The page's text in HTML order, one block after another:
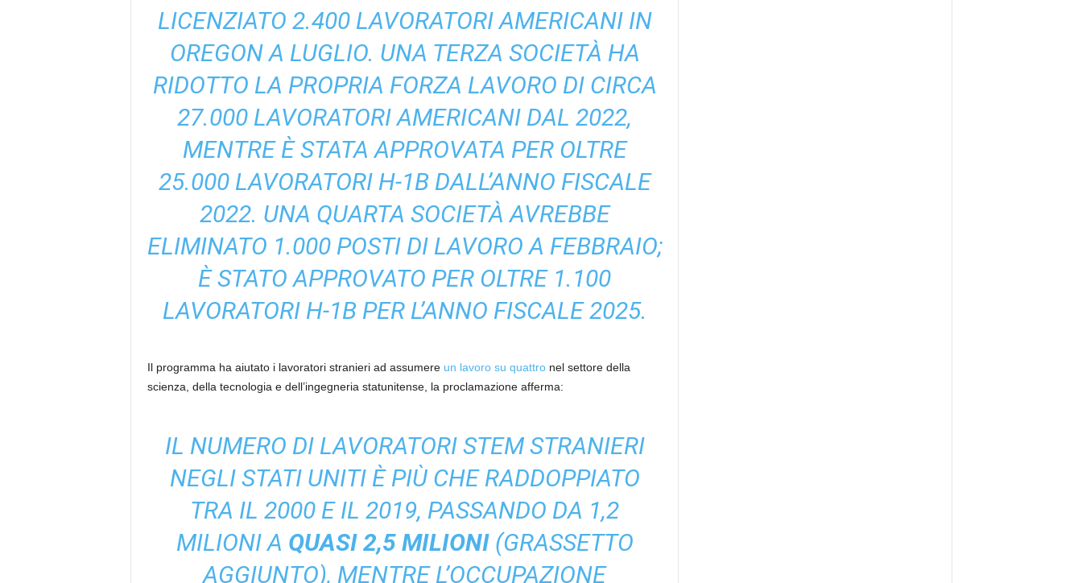
LICENZIATO 2.400 LAVORATORI AMERICANI IN
OREGON A LUGLIO. UNA TERZA SOCIETÀ HA
RIDOTTO LA PROPRIA FORZA LAVORO DI CIRCA
27.000 LAVORATORI AMERICANI DAL 2022,
MENTRE È STATA APPROVATA PER OLTRE
25.000 LAVORATORI H-1B DALL’ANNO FISCALE
2022. UNA QUARTA SOCIETÀ AVREBBE
ELIMINATO 1.000 POSTI DI LAVORO A FEBBRAIO;
È STATO APPROVATO PER OLTRE 1.100
LAVORATORI H-1B PER L’ANNO FISCALE 2025.
Il programma ha aiutato i lavoratori stranieri ad assumere un lavoro su quattronel settore della
scienza, della tecnologia e dell’ingegneria statunitense, la proclamazione afferma:
IL NUMERO DI LAVORATORI STEM STRANIERI
NEGLI STATI UNITI È PIÙ CHE RADDOPPIATO
TRA IL 2000 E IL 2019, PASSANDO DA 1,2
MILIONI A QUASI 2,5 MILIONI(GRASSETTO
AGGIUNTO), MENTRE L’OCCUPAZIONE